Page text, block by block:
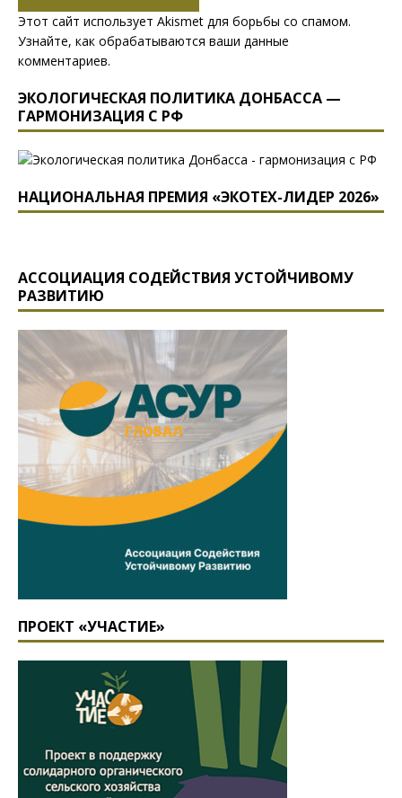
Этот сайт использует Akismet для борьбы со спамом.
Узнайте, как обрабатываются ваши данные
комментариев.
ЭКОЛОГИЧЕСКАЯ ПОЛИТИКА ДОНБАССА —
ГАРМОНИЗАЦИЯ С РФ
НАЦИОНАЛЬНАЯ ПРЕМИЯ «ЭКОТЕХ-ЛИДЕР 2026»
АССОЦИАЦИЯ СОДЕЙСТВИЯ УСТОЙЧИВОМУ
РАЗВИТИЮ
ПРОЕКТ «УЧАСТИЕ»